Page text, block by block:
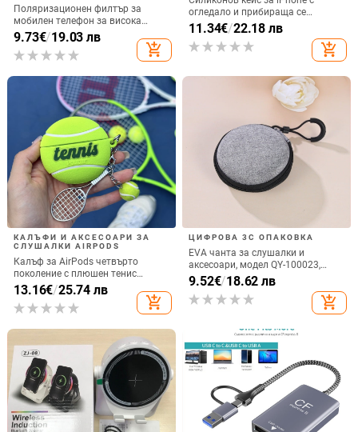
Поляризационен филтър за
мобилен телефон за висока
резолюция — ND филтър, модел
GZM
9.73€/19.03 лв
add_shopping_cart
огледало и прибираща се
подвижна стойка в дизайн на
петолъчка, съвместим с iPhone
13–17 Pro/Max
11.34€/22.18 лв
add_shopping_cart
КАЛЪФИ И АКСЕСОАРИ ЗА
СЛУШАЛКИ AIRPODS
Калъф за AirPods четвърто
поколение с плюшен тенис
мотив, силиконов 3D дизайн,
съвместим с AirPods 3 и Pro 2
13.16€/25.74 лв
add_shopping_cart
ЦИФРОВА 3C ОПАКОВКА
EVA чанта за слушалки и
аксесоари, модел QY-100023,
изработка: горещо пресоване и
шиене, носещ капацитет 5,
предназначена за слушалки,
кабели, зарядни и преносим хард
9.52€/18.62 лв
add_shopping_cart